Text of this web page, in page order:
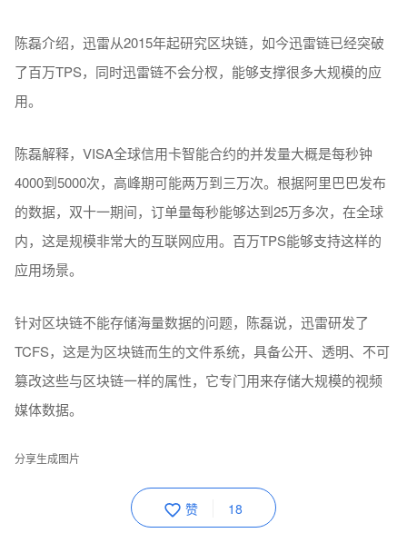
陈磊介绍，迅雷从2015年起研究区块链，如今迅雷链已经突破
了百万TPS，同时迅雷链不会分杈，能够支撑很多大规模的应
用。
陈磊解释，VISA全球信用卡智能合约的并发量大概是每秒钟
4000到5000次，高峰期可能两万到三万次。根据阿里巴巴发布
的数据，双十一期间，订单量每秒能够达到25万多次，在全球
内，这是规模非常大的互联网应用。百万TPS能够支持这样的
应用场景。
针对区块链不能存储海量数据的问题，陈磊说，迅雷研发了
TCFS，这是为区块链而生的文件系统，具备公开、透明、不可
篡改这些与区块链一样的属性，它专门用来存储大规模的视频
媒体数据。
分享生成图片
赞 18